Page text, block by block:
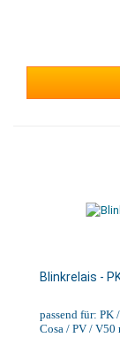
Blinkrelais -
passend für:
Cosa / PV /